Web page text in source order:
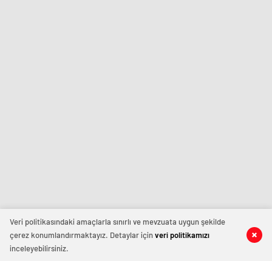
Veri politikasındaki amaçlarla sınırlı ve mevzuata uygun şekilde
çerez konumlandırmaktayız. Detaylar içinveri politikamızı
inceleyebilirsiniz.